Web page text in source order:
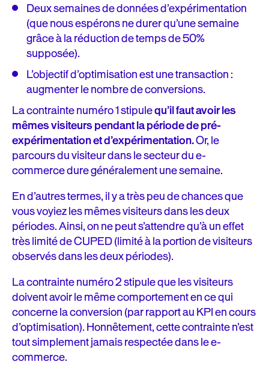
Deux semaines de données d’expérimentation
(que nous espérons ne durer qu’une semaine
grâce à la réduction de temps de 50%
supposée).
L’objectif d’optimisation est une transaction :
augmenter le nombre de conversions.
La contrainte numéro 1 stipulequ’il faut avoir les
mêmes visiteurs pendant la période de pré-
expérimentation et d’expérimentation.Or, le
parcours du visiteur dans le secteur du e-
commerce dure généralement une semaine.
En d’autres termes, il y a très peu de chances que
vous voyiez les mêmes visiteurs dans les deux
périodes. Ainsi, on ne peut s’attendre qu’à un effet
très limité de CUPED (limité à la portion de visiteurs
observés dans les deux périodes).
La contrainte numéro 2 stipule que les visiteurs
doivent avoir le même comportement en ce qui
concerne la conversion (par rapport au KPI en cours
d’optimisation). Honnêtement, cette contrainte n’est
tout simplement jamais respectée dans le e-
commerce.